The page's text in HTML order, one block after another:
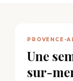
PROVENCE-
Une
sur-